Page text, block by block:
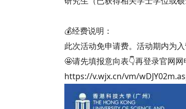
💰经费说明：
此次活动免申请费。活动期内为
🤩请先填报意向表👇再登录官网
https://v.wjx.cn/vm/